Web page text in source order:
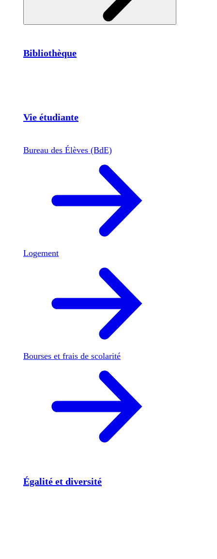
Bibliothèque
Vie étudiante
Bureau des Élèves (BdE)
Logement
Bourses et frais de scolarité
Égalité et diversité